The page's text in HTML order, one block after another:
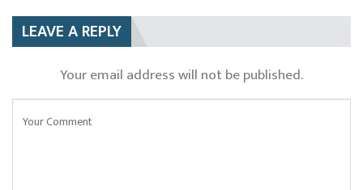
LEAVE A REPLY
Your email address will not be published.